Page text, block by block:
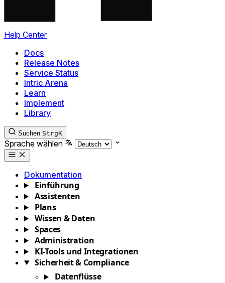
Help Center
Docs
Release Notes
Service Status
Intric Arena
Learn
Implement
Library
Suchen StrgK
Sprache wählen
Dokumentation
Einführung
Assistenten
Plans
Wissen & Daten
Spaces
Administration
KI-Tools und Integrationen
Sicherheit & Compliance
Datenflüsse